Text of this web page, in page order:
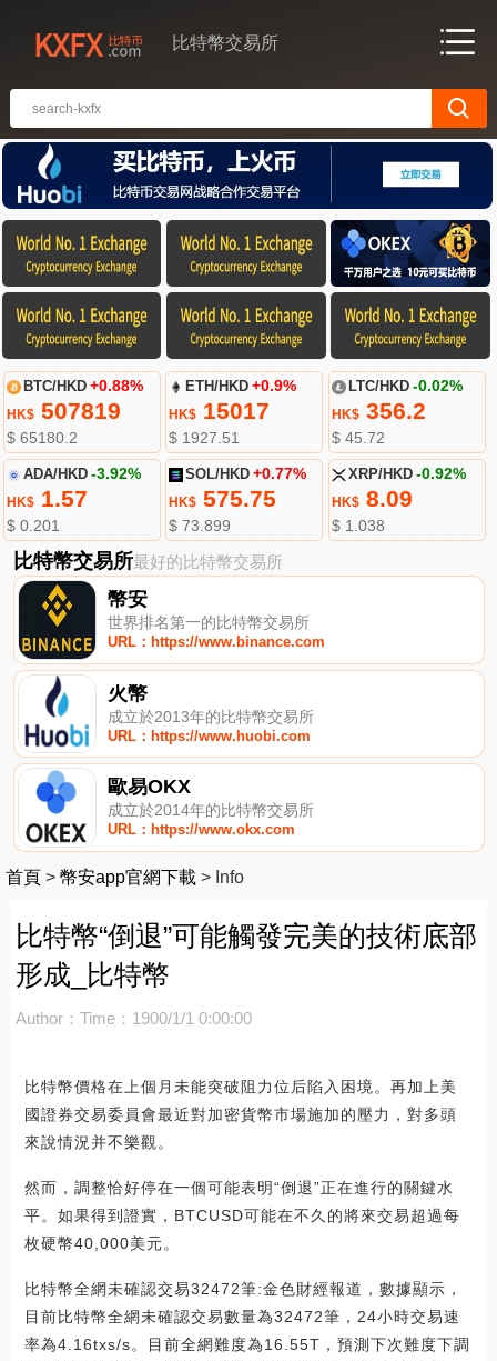
比特幣交易所
BTC/HKD +0.88%
HK$507819
$ 65180.2
ETH/HKD +0.9%
HK$ 15017
$ 1927.51
LTC/HKD -0.02%
HK$356.2
$ 45.72
ADA/HKD -3.92%
HK$1.57
$ 0.201
SOL/HKD +0.77%
HK$ 575.75
$ 73.899
XRP/HKD -0.92%
HK$8.09
$ 1.038
比特幣交易所最好的比特幣交易所
幣安
世界排名第一的比特幣交易所
URL：https://www.binance.com
火幣
成立於2013年的比特幣交易所
URL：https://www.huobi.com
歐易OKX
成立於2014年的比特幣交易所
URL：https://www.okx.com
首頁 > 幣安app官網下載 > Info
比特幣“倒退”可能觸發完美的技術底部
形成_比特幣
Author： Time：1900/1/1 0:00:00
比特幣價格在上個月未能突破阻力位后陷入困境。再加上美
國證券交易委員會最近對加密貨幣市場施加的壓力，對多頭
來說情況并不樂觀。
然而，調整恰好停在一個可能表明“倒退”正在進行的關鍵水
平。如果得到證實，BTCUSD可能在不久的將來交易超過每
枚硬幣40,000美元。
比特幣全網未確認交易32472筆:金色財經報道，數據顯示，
目前比特幣全網未確認交易數量為32472筆，24小時交易速
率為4.16txs/s。目前全網難度為16.55T，預測下次難度下調